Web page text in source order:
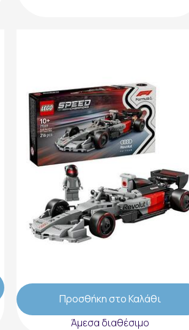
Lego Speed Champions Audi
Revolut F1 Team R26 Race Car -
Προσθήκη στο Καλάθι
Άμεσα διαθέσιμο